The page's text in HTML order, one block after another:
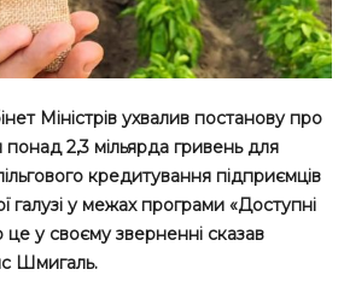
Міністрів ухвалив постанову про
2,3 мільярда гривень для
кредитування підприємців
галузі у межах програми «Доступні
у своєму зверненні сказав
Шмигаль.